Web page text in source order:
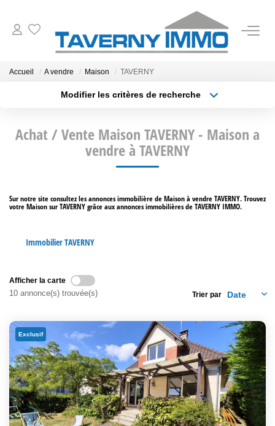
ESTIMATION
OUTILS
CONTACT
Accueil A vendre Maison TAVERNY
Modifier les critères de recherche
Type de bien
Surface min
Créer une alerte
Achat / Vente Maison TAVERNY - Maison a
vendre à TAVERNY
Sur notre site consultez les annonces immobilière de Maison à vendre TAVERNY. Trouvez
votre Maison sur TAVERNY grâce aux annonces immobilières de TAVERNY IMMO.
Immobilier TAVERNY
Afficher la carte
10 annonce(s) trouvée(s) Trier par
Exclusif